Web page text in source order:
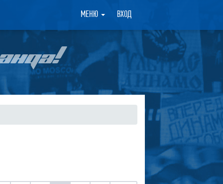
МЕНЮ ВХОД ×